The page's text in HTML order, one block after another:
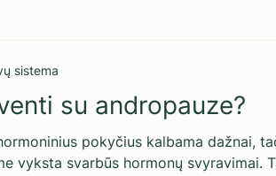
su andropauze?
pokyčius kalbama dažnai,
vyksta svarbūs hormonų svyravimai.
sistema